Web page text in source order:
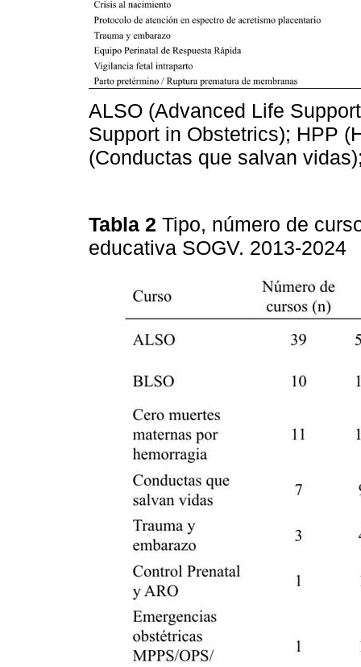
ALSO (Advanced Life
Support in Obstetrics); HPP
(Conductas que salvan
Tabla 2 Tipo, número de
educativa SOGV. 2013-2024